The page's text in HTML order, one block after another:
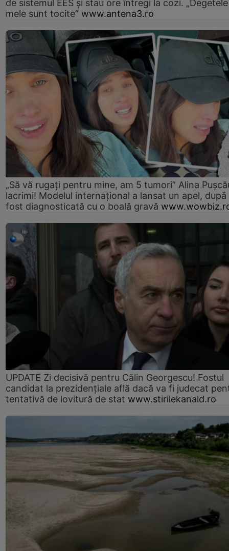
de sistemul EES și stau ore întregi la cozi. „Degetele
mele sunt tocite” www.antena3.ro
„Să vă rugați pentru mine, am 5 tumori” Alina
lacrimi! Modelul internațional a lansat un apel, după
fost diagnosticată cu o boală gravă
UPDATE Zi decisivă pentru Călin Georgescu! Fostul
candidat la prezidențiale află dacă va fi judecat
tentativă de lovitură de stat www.stirilekanald.ro